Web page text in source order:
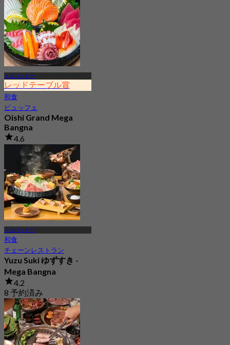
メガバンナー
レッドテーブル賞
和食
ビュッフェ
Oishi Grand Mega
Bangna
4.6
3.1K 予約済み
から฿ 823
メガバンナー
和食
チェーンレストラン
Yuzu Suki ゆずすき -
Mega Bangna
4.2
8 予約済み
から฿ 830